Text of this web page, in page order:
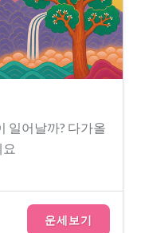
일어날까? 다가올
운세보기